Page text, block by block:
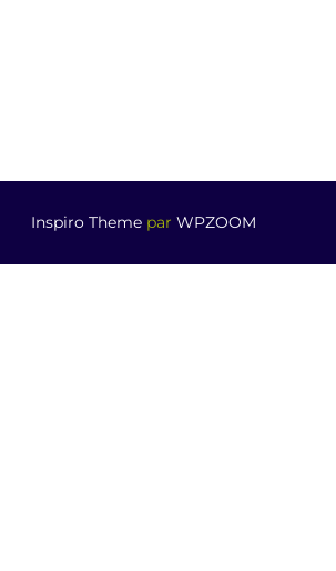
Inspiro Theme par WPZOOM